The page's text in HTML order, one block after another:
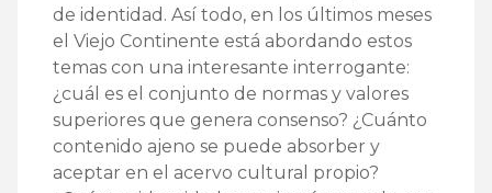
de identidad. Así todo, en los últimos meses
el Viejo Continente está abordando estos
temas con una interesante interrogante:
¿cuál es el conjunto de normas y valores
superiores que genera consenso? ¿Cuánto
contenido ajeno se puede absorber y
aceptar en el acervo cultural propio?